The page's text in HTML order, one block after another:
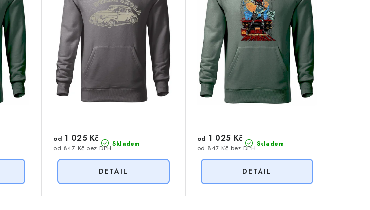
Skladem
od 847 Kč bez DPH
od 1 025 Kč Skladem
od 847 Kč bez DPH
od 1 025 Kč